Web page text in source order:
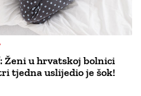
Ženi u hrvatskoj bolnici
tjedna uslijedio je šok!